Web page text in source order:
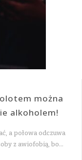
można
alkoholem!
a połowa odczuwa
z awiofobią, bo…